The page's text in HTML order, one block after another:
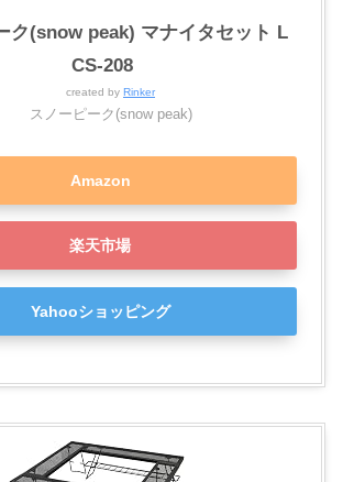
ク(snow peak) マナイタセット L
CS-208
created by Rinker
スノーピーク(snow peak)
Amazon
楽天市場
Yahooショッピング